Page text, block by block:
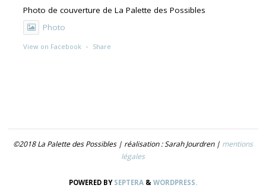
Photo de couverture de La Palette des Possibles
Photo
View on Facebook · Share
- 21.07- 5.09 : TROUVER LE NOM
©2018 La Palette des Possibles | réalisation : Sarah Jourdren | mentions
légales
POWERED BYSEPTERA & WORDPRESS.